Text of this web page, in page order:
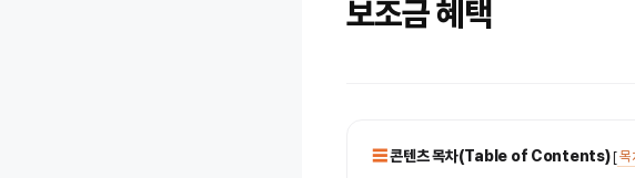
보조금 혜택
콘텐츠 목차(Table of Contents)[목